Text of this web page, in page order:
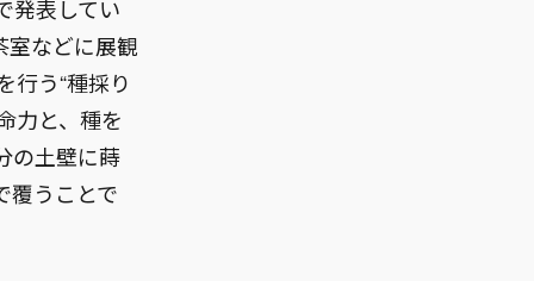
発表してい
室などに展観
行う“種採り
力と、種を
の土壁に蒔
覆うことで